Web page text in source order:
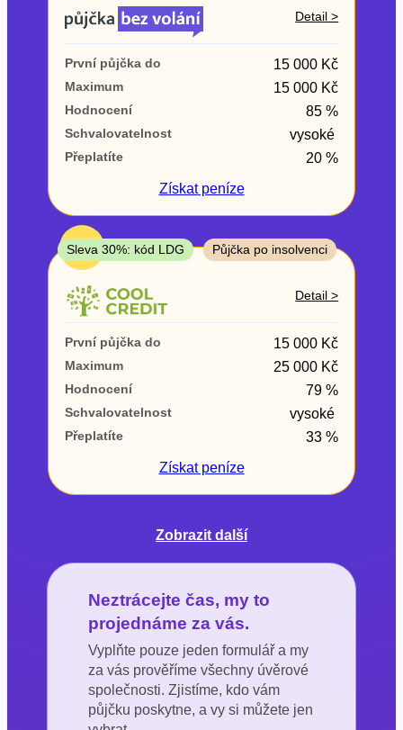
V exekuci
ne
Po insolvenci
ano
V hotovosti
ano
ne
Detail >
První půjčka do 15 000 Kč
Maximum 15 000 Kč
Hodnocení 85 %
Schvalovatelnost vysoké
Přeplatíte
20 %
Získatpeníze
TOP
Sleva 30%: kód LDG Půjčka po insolvenci
Detail >
První půjčka do 15 000 Kč
Maximum 25 000 Kč
Hodnocení 79 %
Schvalovatelnost vysoké
Přeplatíte
33 %
Získatpeníze
Zobrazit další
Neztrácejte čas, my to
projednáme za vás.
Vyplňte pouze jeden formulář a my
za vás prověříme všechny úvěrové
společnosti. Zjistíme, kdo vám
půjčku poskytne, a vy si můžete jen